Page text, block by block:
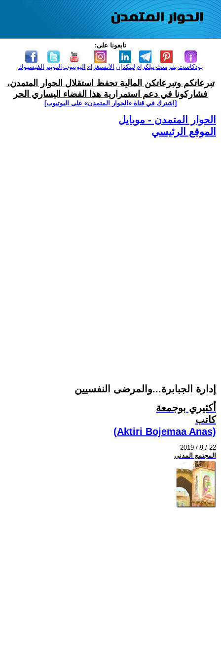
تابعونا على:
الفيسبوك التويتر اليوتيوب الانستغرام لينكدإن تيلكرامبنترست بودكاست
تبرعاتكم وتبرعاتكن المالية تحفظ استقلال الحوار المتمدن،
فشاركونا في دعم استمرارية هذا الفضاء اليساري الحر
[اشترك في قناة ‫«الحوار المتمدن» على اليوتيوب]
الحوار المتمدن - موبايل
الموقع الرئيسي
إدارة الجبابرة...والمرضى النفسيين
أكثيري بوجمعة
كاتب
(Aktiri Bojemaa Anas)
2019 / 9 / 22
المجتمع المدني